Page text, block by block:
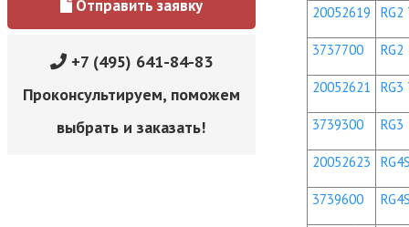
Отправить заявку
+7 (495) 641-84-83
Проконсультируем, поможем
выбрать и заказать!
20052619
RG2
3737700 RG2
20052621 RG3
3739300 RG3
20052623
3739600